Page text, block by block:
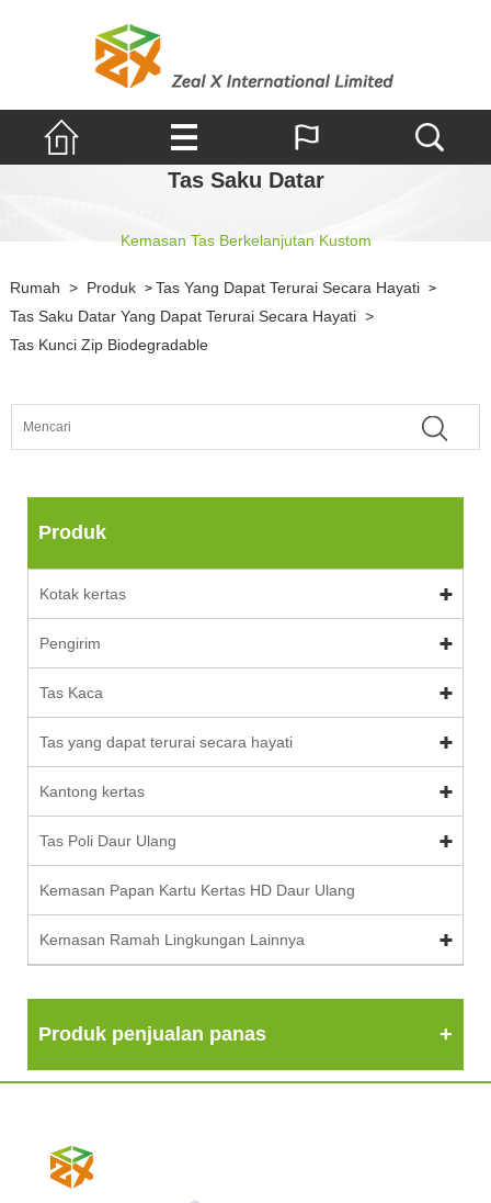
Tas Saku Datar
Kemasan Tas Berkelanjutan Kustom
Rumah > Produk > Tas Yang Dapat Terurai Secara Hayati >
Tas Saku Datar Yang Dapat Terurai Secara Hayati >
Tas Kunci Zip Biodegradable
Produk
Kotak kertas
Pengirim
Tas Kaca
Tas yang dapat terurai secara hayati
Kantong kertas
Tas Poli Daur Ulang
Kemasan Papan Kartu Kertas HD Daur Ulang
Kemasan Ramah Lingkungan Lainnya
Produk penjualan panas